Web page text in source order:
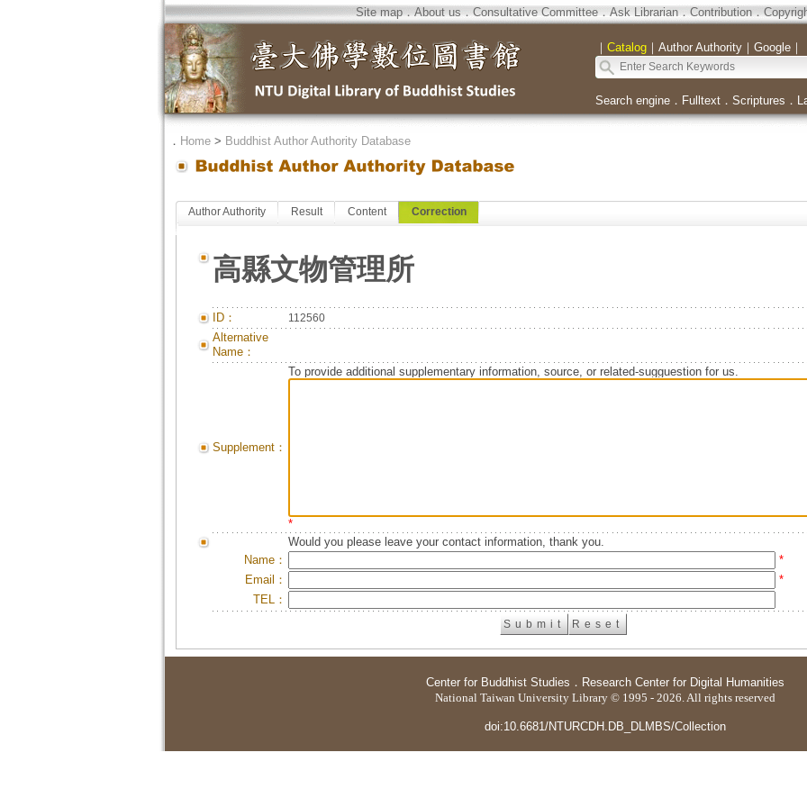
Site map．About us．Consultative Committee．Ask Librarian．Contribution．
｜ Catalog｜ Author Authority｜ Google｜
Search engine． Fulltext． Scriptures ．
． Home> Buddhist Author Authority Database
Author Authority Result Content Correction
高縣文物管理所
ID： 112560
Alternative
Name：
Supplement：
To provide additional supplementary information, source, or related-sugguestion for us.
*
Would you please leave your contact information, thank you.
Name：
*
Email：
*
TEL：
Center for Buddhist Studies ． Research Center for Digital Humanities
National Taiwan University Library © 1995 - 2026. All rights reserved
doi:10.6681/NTURCDH.DB_DLMBS/Collection